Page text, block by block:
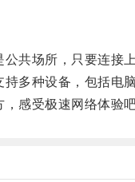
场所，只要连接上
种设备，包括电脑
感受极速网络体验吧